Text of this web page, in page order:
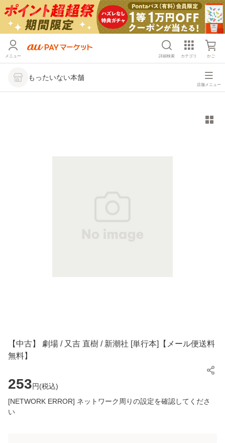
メニュー 詳細検索 カテゴリ かご
もったいない本舗
店舗メニュー
【中古】 劇場 / 又吉 直樹 / 新潮社 [単行本]【メール便送料
無料】
253円(税込)
[NETWORK ERROR] ネットワーク周りの設定を確認してくださ
い